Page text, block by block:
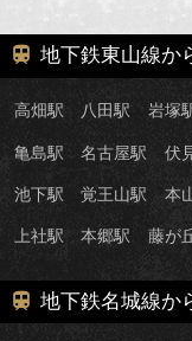
地下鉄東山線か
高畑駅 八田駅 岩塚
亀島駅 名古屋駅 伏
池下駅 覚王山駅 本
上社駅 本郷駅 藤が
地下鉄名城線か